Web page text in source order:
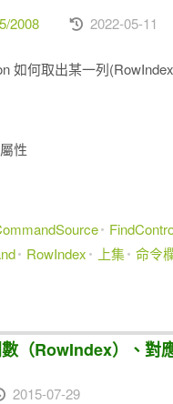
2008 2022-05-11
如何取出某一列
性
RowIndex 上集 命令
（RowIndex）、對
2015-07-29